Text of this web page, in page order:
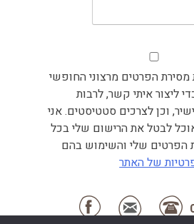
הפרטים מרצוני החופשי
ליצור איתי קשר, לרבות
באמצעות דיוור ישיר, וכן לצרכים סטטיסטים. אני
לבטל את הרישום שלי בכל
הפרטים שלי והשימוש בהם
של האתר